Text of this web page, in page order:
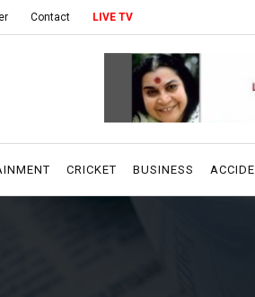
Contact LIVE TV
CRICKET BUSINESS